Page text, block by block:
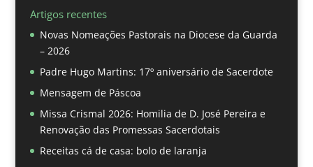
Artigos recentes
Novas Nomeações Pastorais na Diocese da Guarda
– 2026
Padre Hugo Martins: 17º aniversário de Sacerdote
Mensagem de Páscoa
Missa Crismal 2026: Homilia de D. José Pereira e
Renovação das Promessas Sacerdotais
Receitas cá de casa: bolo de laranja